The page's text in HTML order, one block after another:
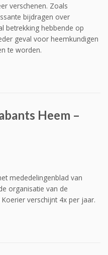
verschenen. Zoals
bijdragen over
betrekking hebbende op
geval voor heemkundigen
te worden.
Heem –
mededelingenblad van
organisatie van de
verschijnt 4x per jaar.